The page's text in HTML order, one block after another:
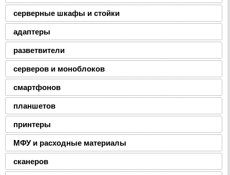
серверные шкафы и стойки
адаптеры
разветвители
серверов и моноблоков
смартфонов
планшетов
принтеры
МФУ и расходные материалы
сканеров